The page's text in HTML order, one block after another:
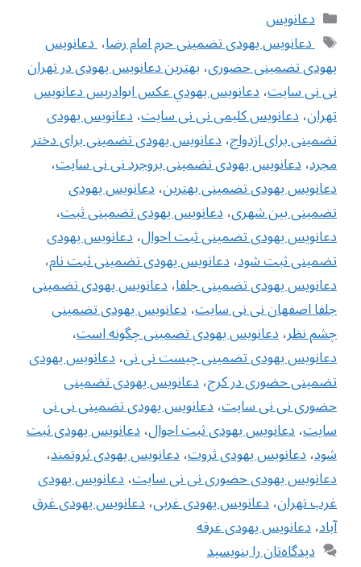
دسته‌ها
دعانویس
برچسب‌ها
‌ دعانویس یهودی تضمینی حرم امام رضا،‌ دعانویس
یهودی تضمینی حضوری،بهترین دعانویس یهودی در تهران
نی نی سایت،دعانويس يهودي عکس ابوادریس دعانویس
تهران،دعانویس کلیمی نی نی سایت،دعانویس یهودی
تضمینی برای ازدواج،دعانویس یهودی تضمینی برای دختر
مجرد،دعانویس یهودی تضمینی بروجرد نی نی سایت،
دعانویس یهودی تضمینی بهترین،دعانویس یهودی
تضمینی بین شهری،دعانویس یهودی تضمینی ثبت،
دعانویس یهودی تضمینی ثبت احوال،دعانویس یهودی
تضمینی ثبت شود،دعانویس یهودی تضمینی ثبت نام،
دعانویس یهودی تضمینی جلفا،دعانویس یهودی تضمینی
جلفا اصفهان نی نی سایت،دعانویس یهودی تضمینی
چشم نظر،دعانویس یهودی تضمینی چگونه است،
دعانویس یهودی تضمینی چیست نی نی،دعانویس یهودی
تضمینی حضوری در کرج،دعانویس یهودی تضمینی
حضوری نی نی سایت،دعانویس یهودی تضمینی نی نی
سایت،دعانویس یهودی ثبت احوال،دعانویس یهودی ثبت
شود،دعانویس یهودی ثروت،دعانویس یهودی ثروتمند،
دعانویس یهودی حضوری نی نی سایت،دعانویس یهودی
غرب تهران،دعانویس یهودی غربی،دعانویس یهودی غرق
آباد،دعانویس یهودی غرقه
دیدگاه‌تان را بنویسید